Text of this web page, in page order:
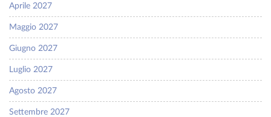
Aprile 2027
Maggio 2027
Giugno 2027
Luglio 2027
Agosto 2027
Settembre 2027